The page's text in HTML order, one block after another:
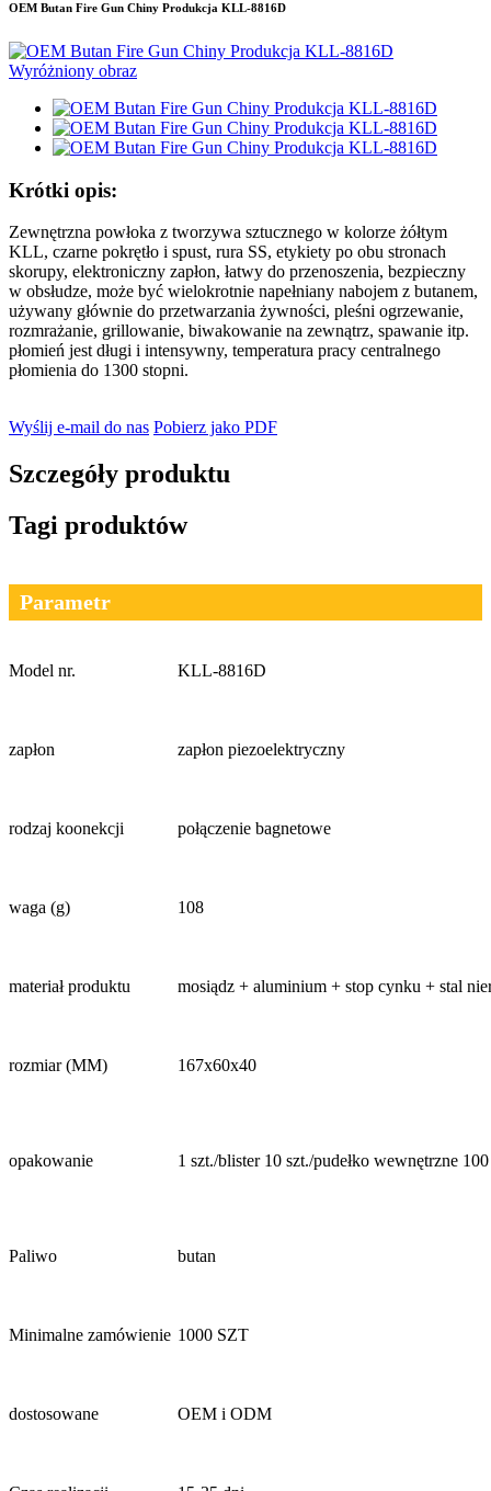
OEM Butan Fire Gun Chiny Produkcja KLL-8816D
Krótki opis:
Zewnętrzna powłoka z tworzywa sztucznego w kolorze żółtym
KLL, czarne pokrętło i spust, rura SS, etykiety po obu stronach
skorupy, elektroniczny zapłon, łatwy do przenoszenia, bezpieczny
w obsłudze, może być wielokrotnie napełniany nabojem z butanem,
używany głównie do przetwarzania żywności, pleśni ogrzewanie,
rozmrażanie, grillowanie, biwakowanie na zewnątrz, spawanie itp.
płomień jest długi i intensywny, temperatura pracy centralnego
płomienia do 1300 stopni.
Wyślij e-mail do nas Pobierz jako PDF
Szczegóły produktu
Tagi produktów
Parametr
Model nr. KLL-8816D
zapłon zapłon piezoelektryczny
rodzaj koonekcji połączenie bagnetowe
waga (g) 108
materiał produktu mosiądz + aluminium + stop cynku + stal
rozmiar (MM) 167x60x40
opakowanie 1 szt./blister 10 szt./pudełko wewnętrzne
Paliwo butan
Minimalne zamówienie 1000 SZT
dostosowane OEM i ODM